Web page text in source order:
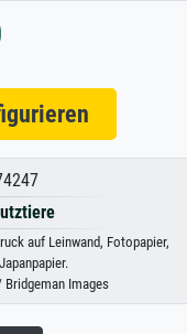
auf Leinwand, Fotopapier,
Images